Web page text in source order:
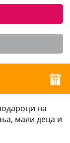
на
мали деца и